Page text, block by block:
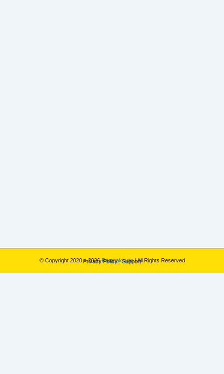
© Copyright 2020 – 2026Rampaksuar| All Rights Reserved
Privacy Policy.Support